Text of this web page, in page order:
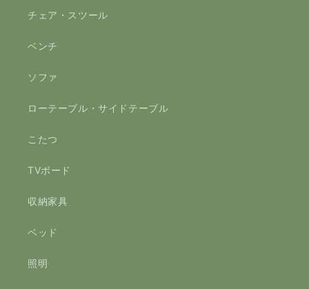
チェア・スツール
ベンチ
ソファ
ローテーブル・サイドテーブル
こたつ
TVボード
収納家具
ベッド
照明